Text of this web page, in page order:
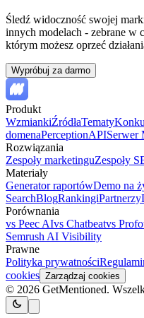
Śledź widoczność swojej
innych modelach - zebrane
którym możesz oprzeć
Wypróbuj za darmo
Produkt
WzmiankiŹródłaTematy
domenaPerceptionAPISerwer
Rozwiązania
Zespoły marketinguZespoły
Materiały
Generator raportówDemo na
SearchBlogRankingiPartnerzy
Porównania
vs Peec AIvs Chatbeatvs
Semrush AI Visibility
Prawne
Polityka prywatności
cookies Zarządzaj cookies
© 2026 GetMentioned.